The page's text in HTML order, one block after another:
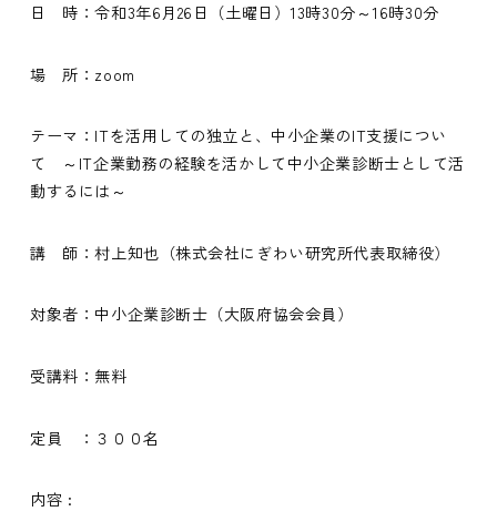
日 時：令和3年6月26日（土曜日）13時30分～16時30分
場 所：zoom
テーマ：ITを活用しての独立と、中小企業のIT支援につい
て ～IT企業勤務の経験を活かして中小企業診断士として活
動するには～
講 師：村上知也（株式会社にぎわい研究所代表取締役）
対象者：中小企業診断士（大阪府協会会員）
受講料：無料
定員 ：３００名
内容 :